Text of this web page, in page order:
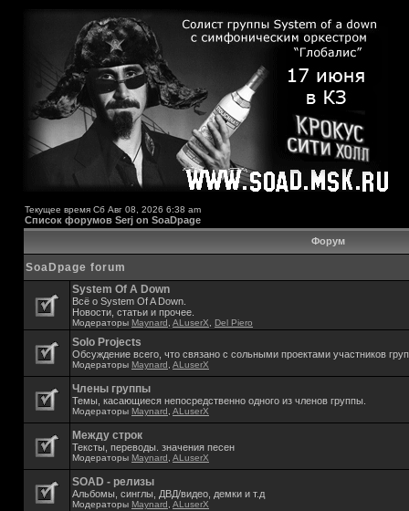
Текущее время Сб Авг 08, 2026 6:38 am
Список форумов Serj on SoaDpage
Форум
SoaDpage forum
System Of A Down
Всё о System Of A Down.
Новости, статьи и прочее.
Модераторы Maynard ALuserX Del Piero
Solo Projects
Обсуждение всего, что связано с сольными проектами участников
Модераторы Maynard ALuserX
Члены группы
Темы, касающиеся непосредственно одного из членов группы.
Модераторы Maynard ALuserX
Между строк
Тексты, переводы. значения песен
Модераторы Maynard ALuserX
SOAD - релизы
Альбомы, синглы, ДВД/видео, демки и т.д
Модераторы Maynard ALuserX